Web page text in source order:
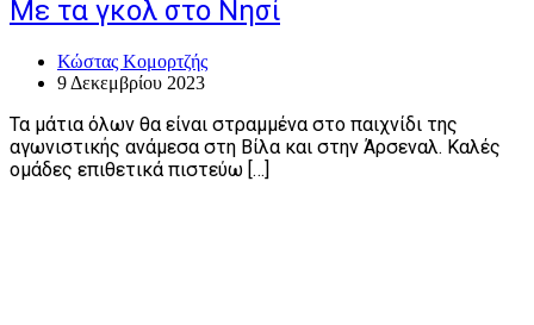
Με τα γκολ στο Νησί
Κώστας Κομορτζής
9 Δεκεμβρίου 2023
Τα μάτια όλων θα είναι στραμμένα στο παιχνίδι της
αγωνιστικής ανάμεσα στη Βίλα και στην Άρσεναλ. Καλές
ομάδες επιθετικά πιστεύω […]